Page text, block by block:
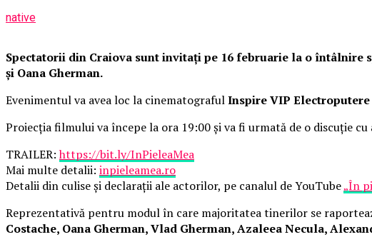
native
Spectatorii din Craiova sunt invitați pe 16 februarie la o întâlnire
și Oana Gherman.
Evenimentul va avea loc la cinematografulInspire VIP
Proiecția filmului va începe la ora 19:00 și va fi urmată de o discuție
TRAILER:https://bit.ly/InPieleaMea
Mai multe detalii: inpieleamea.ro
Detalii din culise și declarații ale actorilor, pe canalul de YouTube„În
Reprezentativă pentru modul în care majoritatea tinerilor se
Costache, Oana Gherman, Vlad Gherman, Azaleea Necula,